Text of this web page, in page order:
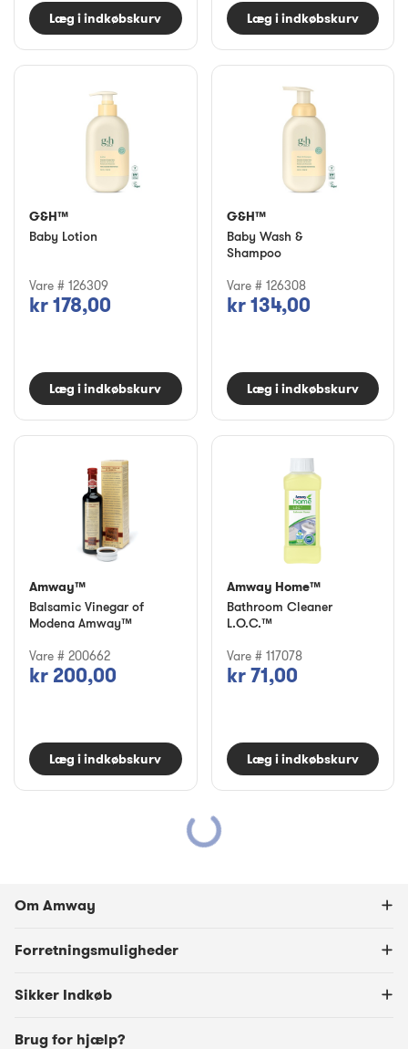
Læg i indkøbskurv Læg i indkøbskurv
G&H™
Baby Lotion
Vare # 126309
kr 178,00
Læg i indkøbskurv
G&H™
Baby Wash &
Shampoo
Vare # 126308
kr 134,00
Læg i indkøbskurv
Amway™
Balsamic Vinegar of
Modena Amway™
Vare # 200662
kr 200,00
Læg i indkøbskurv
Amway Home™
Bathroom Cleaner
L.O.C.™
Vare # 117078
kr 71,00
Læg i indkøbskurv
Om Amway
Forretningsmuligheder
Sikker Indkøb
Brug for hjælp?